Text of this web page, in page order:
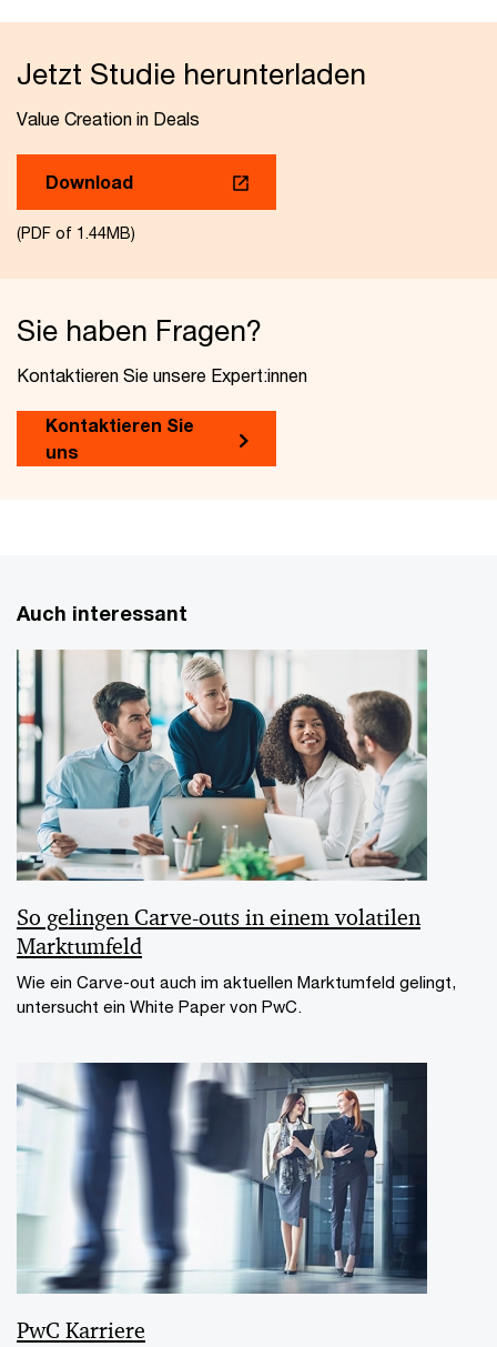
Jetzt Studie herunterladen
Value Creation in Deals
Download
(PDF of 1.44MB)
Sie haben Fragen?
Kontaktieren Sie unsere Expert:innen
Kontaktieren Sie
uns
Auch interessant
So gelingen Carve-outs in einem volatilen
Marktumfeld
Wie ein Carve-out auch im aktuellen Marktumfeld gelingt,
untersucht ein White Paper von PwC.
PwC Karriere